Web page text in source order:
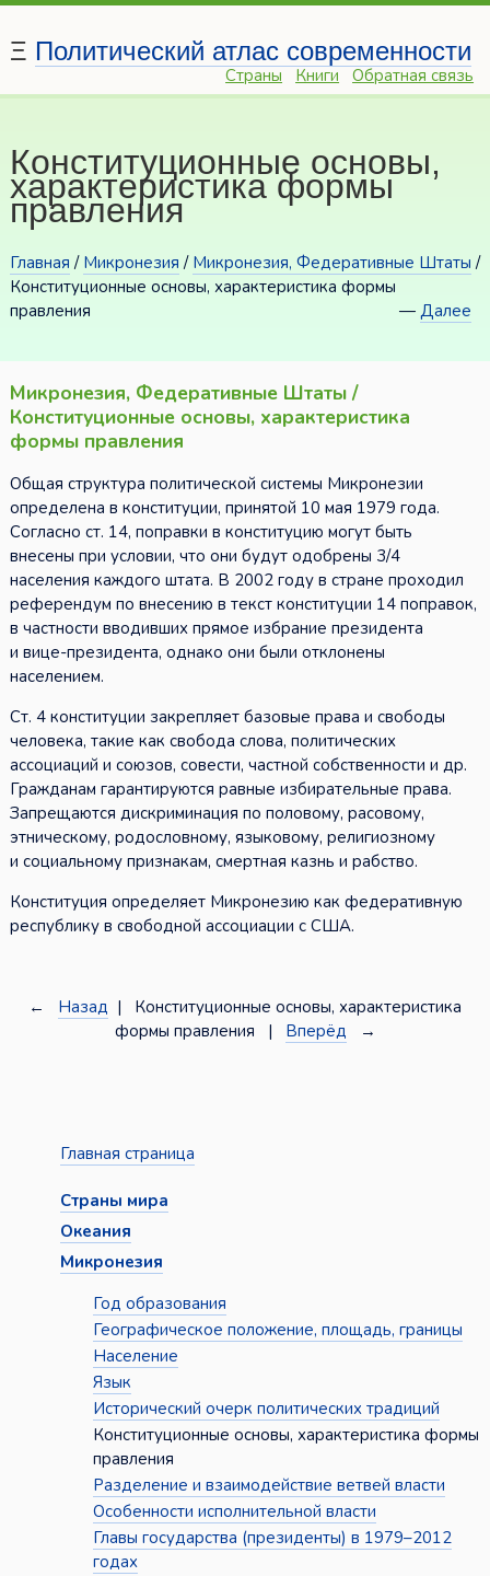
Ξ Политический атлас современности
Страны Книги Обратная связь
Конституционные основы,
характеристика формы
правления
Главная / Микронезия / Микронезия, Федеративные Штаты /
Конституционные основы, характеристика формы
правления
—Далее
Микронезия, Федеративные Штаты /
Конституционные основы, характеристика
формы правления
Общая структура политической системы Микронезии
определена в конституции, принятой 10 мая 1979 года.
Согласно ст. 14, поправки в конституцию могут быть
внесены при условии, что они будут одобрены 3/4
населения каждого штата. В 2002 году в стране проходил
референдум по внесению в текст конституции 14 поправок,
в частности вводивших прямое избрание президента
и вице-президента, однако они были отклонены
населением.
Ст. 4 конституции закрепляет базовые права и свободы
человека, такие как свобода слова, политических
ассоциаций и союзов, совести, частной собственности и др.
Гражданам гарантируются равные избирательные права.
Запрещаются дискриминация по половому, расовому,
этническому, родословному, языковому, религиозному
и социальному признакам, смертная казнь и рабство.
Конституция определяет Микронезию как федеративную
республику в свободной ассоциации с США.
← Назад | Конституционные основы, характеристика
формы правления | Вперёд →
Главная страница
Страны мира
Океания
Микронезия
Год образования
Географическое положение, площадь, границы
Население
Язык
Исторический очерк политических традиций
Конституционные основы, характеристика формы
правления
Разделение и взаимодействие ветвей власти
Особенности исполнительной власти
Главы государства (президенты) в 1979–2012
годах